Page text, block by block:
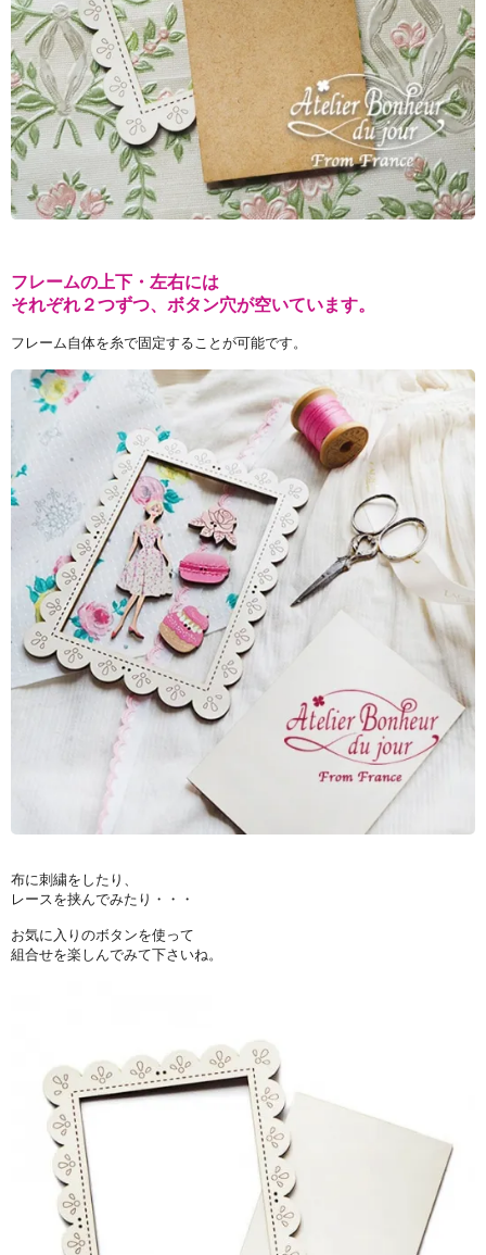
フレームの上下・左右には
それぞれ２つずつ、ボタン穴が空いています。
フレーム自体を糸で固定することが可能です。
布に刺繍をしたり、
レースを挟んでみたり・・・
お気に入りのボタンを使って
組合せを楽しんでみて下さいね。